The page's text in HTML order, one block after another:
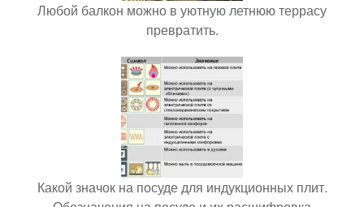
Любой балкон можно в уютную летнюю террасу
превратить.
Какой значок на посуде для индукционных плит.